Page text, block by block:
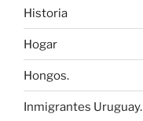
Historia
Hogar
Hongos.
Inmigrantes Uruguay.